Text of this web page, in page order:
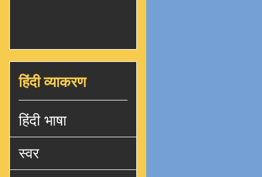
हिंदी व्याकरण
हिंदी भाषा
स्वर